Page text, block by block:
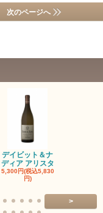
次のページへ
デイビット＆ナ
ディア アリスタ
5,300円(税込5,830
円)
>